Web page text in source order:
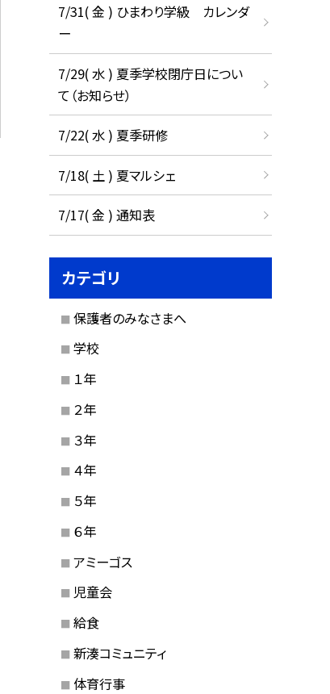
7/31( 金 ) ひまわり学級 カレンダ
ー
7/29( 水 ) 夏季学校閉庁日につい
て（お知らせ）
7/22( 水 ) 夏季研修
7/18( 土 ) 夏マルシェ
7/17( 金 ) 通知表
カテゴリ
保護者のみなさまへ
学校
１年
２年
３年
４年
５年
６年
アミーゴス
児童会
給食
新湊コミュニティ
体育行事